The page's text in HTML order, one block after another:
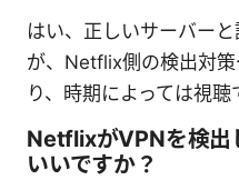
はい、正しいサーバー
が、Netflix側の検出対
り、時期によっては視聴
NetflixがVPNを検出
いいですか？